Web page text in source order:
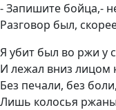
- Запишите бойца,-
Разговор был,
Я убит был во ржи у
И лежал вниз лицом
Без печали, без
Лишь колосья